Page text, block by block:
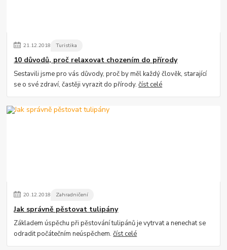
21.12.2018 Turistika
10 důvodů, proč relaxovat chozením do přírody
Sestavili jsme pro vás důvody, proč by měl každý člověk, starající
se o své zdraví, častěji vyrazit do přírody.číst celé
20.12.2018 Zahradničení
Jak správně pěstovat tulipány
Základem úspěchu při pěstování tulipánů je vytrvat a nenechat se
odradit počátečním neúspěchem.číst celé